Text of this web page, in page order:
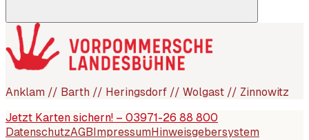
Anklam // Barth // Heringsdorf // Wolgast // Zinnowitz
Jetzt Karten sichern! – 03971-26 88 800
DatenschutzAGB ImpressumHinweisgebersystem